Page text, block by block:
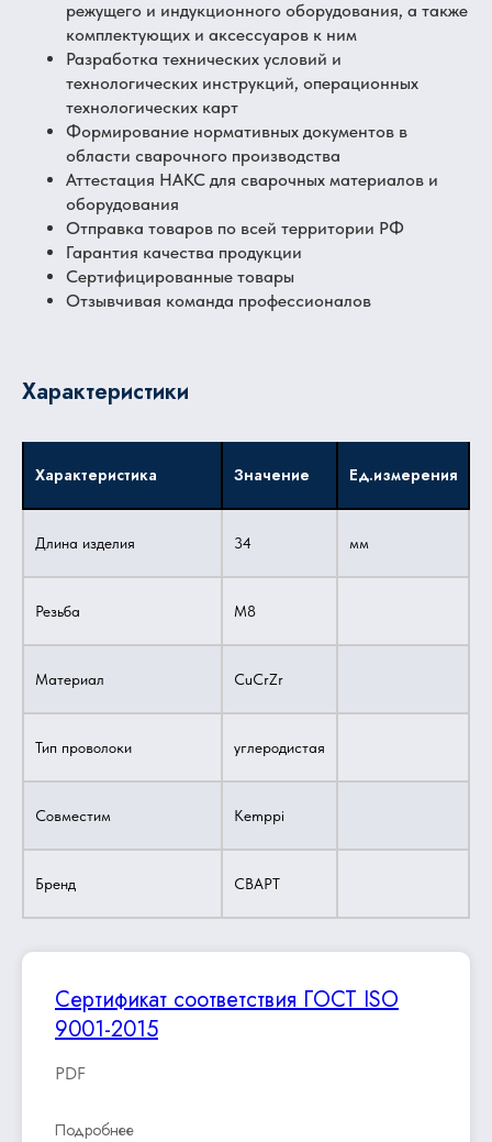
режущего и индукционного оборудования, а также
комплектующих и аксессуаров к ним
Разработка технических условий и
технологических инструкций, операционных
технологических карт
Формирование нормативных документов в
области сварочного производства
Аттестация НАКС для сварочных материалов и
оборудования
Отправка товаров по всей территории РФ
Гарантия качества продукции
Сертифицированные товары
Отзывчивая команда профессионалов
Характеристики
Характеристика Значение Ед.измерения
Длина изделия 34 мм
Резьба M8
Материал CuCrZr
Тип проволоки углеродистая
Совместим Kemppi
Бренд СВАРТ
Сертификат соответствия ГОСТ ISO
9001-2015
PDF
Подробнее